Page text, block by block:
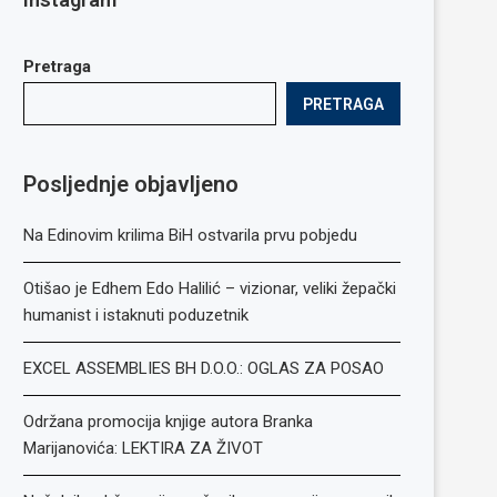
Pretraga
PRETRAGA
Posljednje objavljeno
Na Edinovim krilima BiH ostvarila prvu pobjedu
Otišao je Edhem Edo Halilić – vizionar, veliki žepački
humanist i istaknuti poduzetnik
EXCEL ASSEMBLIES BH D.O.O.: OGLAS ZA POSAO
Održana promocija knjige autora Branka
Marijanovića: LEKTIRA ZA ŽIVOT